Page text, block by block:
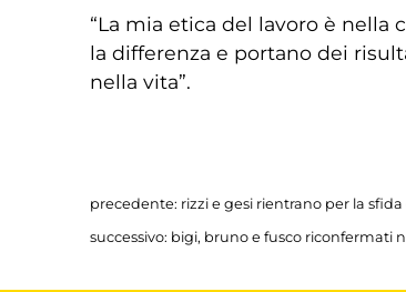
“La mia etica del lavoro è
la differenza e portano dei
nella vita”.
“Come tanti altri giocatori, mi
riguardare le cose che ho
Parlaci del tuo percorso:
precedente: rizzi e gesi rientrano per la
successivo: bigi, bruno e fusco riconfermati